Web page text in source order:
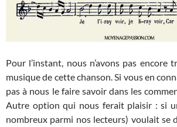
Pour l’instant, nous n’avons pas encore
musique de cette chanson. Si vous en
pas à nous le faire savoir dans les
Autre option qui nous ferait plaisir : si
nombreux parmi nos lecteurs) voulait se